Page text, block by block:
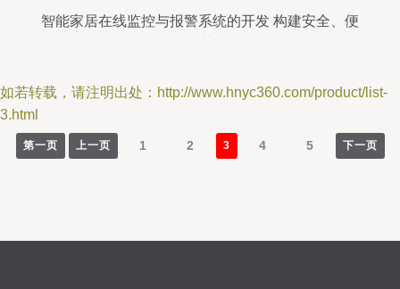
智能家居在线监控与报警系统的开发 构建安全、便
如若转载，请注明出处：http://www.hnyc360.com/product/list-
3.html
第一页 上一页 1 2 3 4 5 下一页